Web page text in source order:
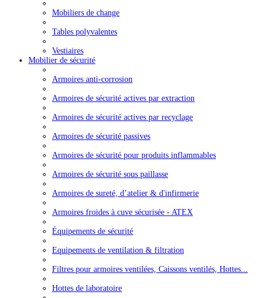
Mobiliers de change
Tables polyvalentes
Vestiaires
Mobilier de sécurité
Armoires anti-corrosion
Armoires de sécurité actives par extraction
Armoires de sécurité actives par recyclage
Armoires de sécurité passives
Armoires de sécurité pour produits inflammables
Armoires de sécurité sous paillasse
Armoires de sureté, d’atelier & d'infirmerie
Armoires froides à cuve sécurisée - ATEX
Équipements de sécurité
Equipements de ventilation & filtration
Filtres pour armoires ventilées, Caissons ventilés, Hottes...
Hottes de laboratoire